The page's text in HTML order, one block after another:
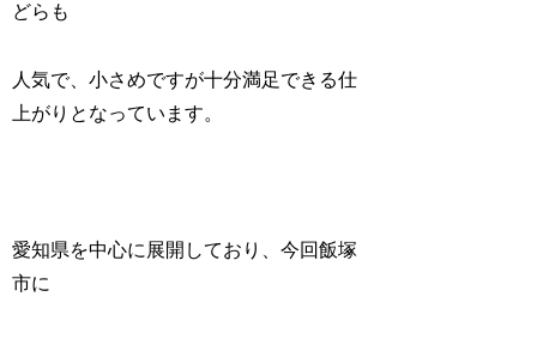
どらも
人気で、小さめですが十分満足できる仕
上がりとなっています。
愛知県を中心に展開しており、今回飯塚
市に